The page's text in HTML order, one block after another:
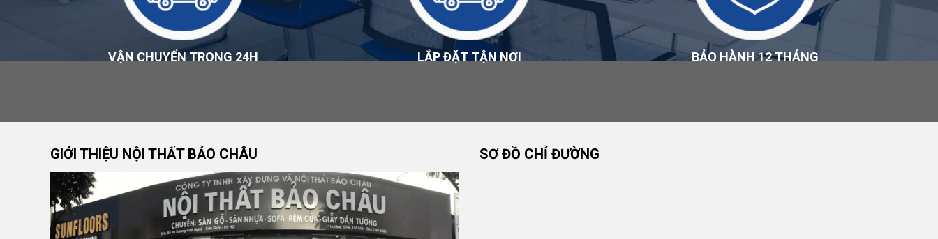
Chính Sách Bảo Hành
Đơn Vị Cung Cấp Sản Phẩm
CÔNG TY TNHH XÂY DỰNG VÀ NỘI THẤT BẢO CHÂU
Thương hiệu:
Nội Thất Bảo Châu
Mã số thuế: 0107977616
Địa chỉ: Số 15, Ngõ 41 Xuân Thủy, Phường Cầu Giấy, Hà Nội
VẬN CHUYỂN TRONG 24H LẮP ĐẶT TẬN NƠI BẢO HÀNH 12 THÁNG
GIỚI THIỆU NỘI THẤT BẢO CHÂU SƠ ĐỒ CHỈ ĐƯỜNG